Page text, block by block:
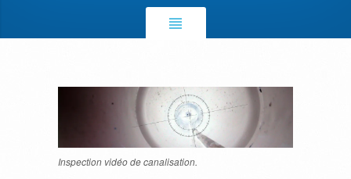
Inspection vidéo de canalisation.